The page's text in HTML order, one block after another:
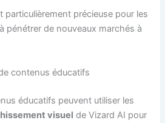
précieuse pour les
pénétrer de nouveaux marchés à
contenus éducatifs
éducatifs peuvent utiliser les
visuel de Vizard AI pour